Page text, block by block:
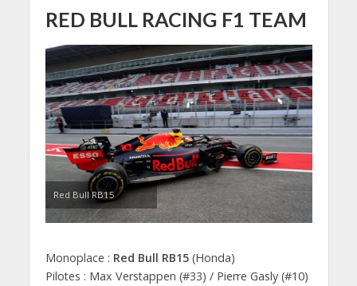
RED BULL RACING F1 TEAM
Red Bull RB15
Monoplace : Red Bull RB15(Honda)
Pilotes : Max Verstappen (#33) / Pierre Gasly (#10)